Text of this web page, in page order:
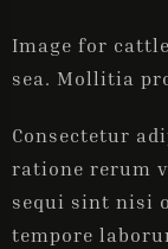
Image for
sea. Mollitia
Consectetur
ratione rerum
sequi sint nisi
tempore